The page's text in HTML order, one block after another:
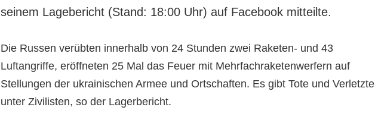
seinem Lagebericht (Stand: 18:00 Uhr) auf Facebook mitteilte.
Die Russen verübten innerhalb von 24 Stunden zwei Raketen- und 43
Luftangriffe, eröffneten 25 Mal das Feuer mit Mehrfachraketenwerfern auf
Stellungen der ukrainischen Armee und Ortschaften. Es gibt Tote und Verletzte
unter Zivilisten, so der Lagerbericht.